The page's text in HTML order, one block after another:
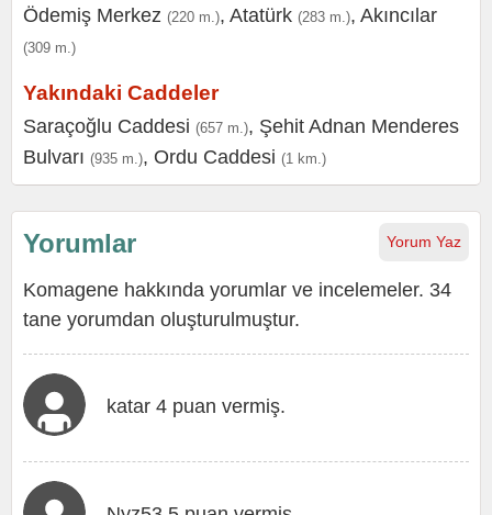
Ödemiş Merkez (220 m.), Atatürk (283 m.), Akıncılar
(309 m.)
Yakındaki Caddeler
Saraçoğlu Caddesi (657 m.), Şehit Adnan Menderes
Bulvarı (935 m.), Ordu Caddesi (1 km.)
Yorum Yaz
Yorumlar
Komagene hakkında yorumlar ve incelemeler. 34
tane yorumdan oluşturulmuştur.
katar 4 puan vermiş.